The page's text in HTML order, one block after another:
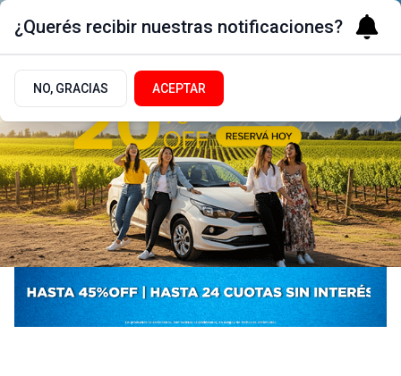
¿Querés recibir nuestras notificaciones?
NO, GRACIAS ACEPTAR